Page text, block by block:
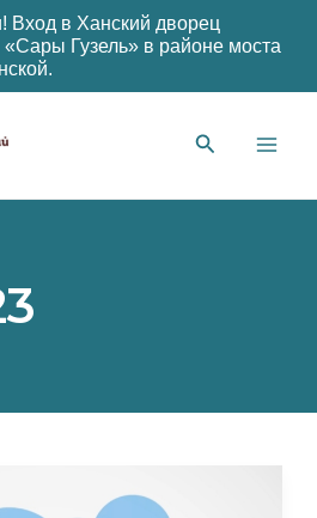
Вход в Ханский дворец
Гузель» в районе моста